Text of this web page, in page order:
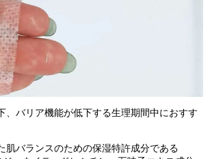
、バリア機能が低下する生理期間中におすす
肌バランスのための保湿特許成分である